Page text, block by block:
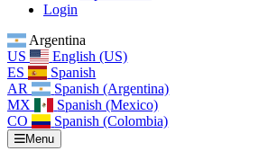
Login
Argentina
US
English (US)
ES
Spanish
AR
Spanish (Argentina)
MX
Spanish (Mexico)
CO
Spanish (Colombia)
Menu